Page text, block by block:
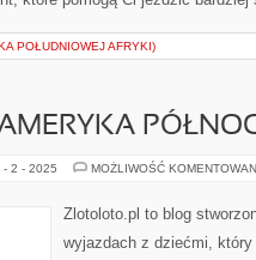
POŁUDNIOWEJ AFRYKI)
- 2 - 2025 MOŻLIWOŚĆ
Zlotoloto.pl to blog
wyjazdach z dziećmi, który